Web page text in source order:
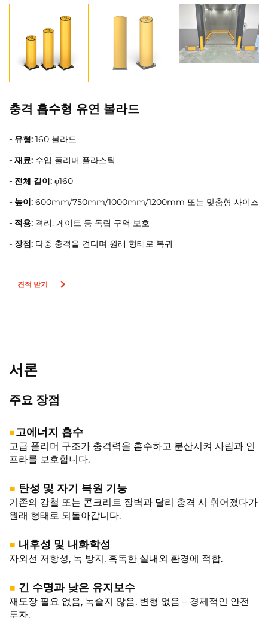
충격 흡수형 유연 볼라드
- 유형: 160 볼라드
- 재료: 수입 폴리머 플라스틱
- 전체 길이: φ160
- 높이: 600mm/750mm/1000mm/1200mm 또는 맞춤형 사이즈
- 적용: 격리, 게이트 등 독립 구역 보호
- 장점: 다중 충격을 견디며 원래 형태로 복귀
견적 받기
서론
주요 장점
■고에너지 흡수
고급 폴리머 구조가 충격력을 흡수하고 분산시켜 사람과 인
프라를 보호합니다.
■ 탄성 및 자기 복원 기능
기존의 강철 또는 콘크리트 장벽과 달리 충격 시 휘어졌다가
원래 형태로 되돌아갑니다.
■ 내후성 및 내화학성
자외선 저항성, 녹 방지, 혹독한 실내외 환경에 적합.
■ 긴 수명과 낮은 유지보수
재도장 필요 없음, 녹슬지 않음, 변형 없음 – 경제적인 안전
투자.